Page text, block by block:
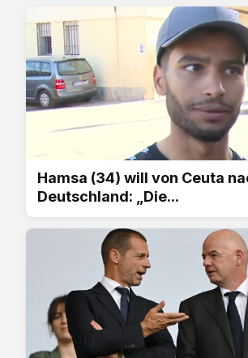
Hamsa (34) will von Ceuta
Deutschland: „Die...